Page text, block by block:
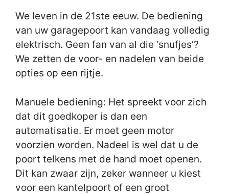
We leven in de 21ste eeuw. De bediening
van uw garagepoort kan vandaag volledig
elektrisch. Geen fan van al die ‘snufjes’?
We zetten de voor- en nadelen van beide
opties op een rijtje.
Manuele bediening: Het spreekt voor zich
dat dit goedkoper is dan een
automatisatie. Er moet geen motor
voorzien worden. Nadeel is wel dat u de
poort telkens met de hand moet openen.
Dit kan zwaar zijn, zeker wanneer u kiest
voor een kantelpoort of een groot